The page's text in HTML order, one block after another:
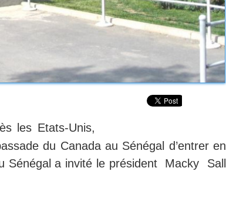
les Etats-Unis,
du Canada au Sénégal d’entrer en
Sénégal a invité le président Macky Sall